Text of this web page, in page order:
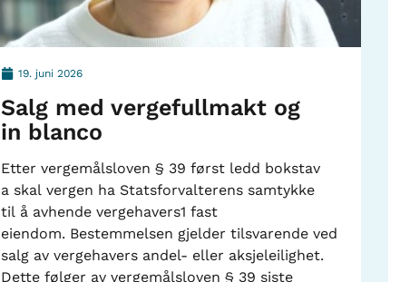
19. juni 2026
Salg med vergefullmakt og
in blanco
Etter vergemålsloven § 39 først ledd bokstav
a skal vergen ha Statsforvalterens samtykke
til å avhende vergehavers1 fast
eiendom. Bestemmelsen gjelder tilsvarende ved
salg av vergehavers andel- eller aksjeleilighet.
Dette følger av vergemålsloven § 39 siste